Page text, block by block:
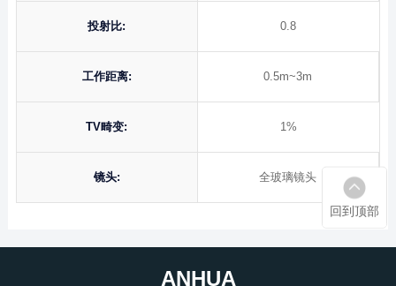
回到顶部
投射比: 0.8
工作距离: 0.5m~3m
TV畸变: 1%
镜头: 全玻璃镜头
ANHUA